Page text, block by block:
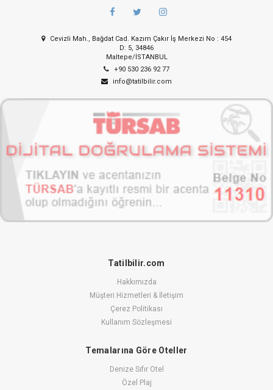
Cevizli Mah., Bağdat Cad. Kazım Çakır İş Merkezi No : 454
D: 5, 34846
Maltepe/İSTANBUL
+90 530 236 92 77
info@tatilbilir.com
Tatilbilir.com
Hakkımızda
Müşteri Hizmetleri & İletişim
Çerez Politikası
Kullanım Sözleşmesi
Temalarına Göre Oteller
Denize Sıfır Otel
Özel Plaj